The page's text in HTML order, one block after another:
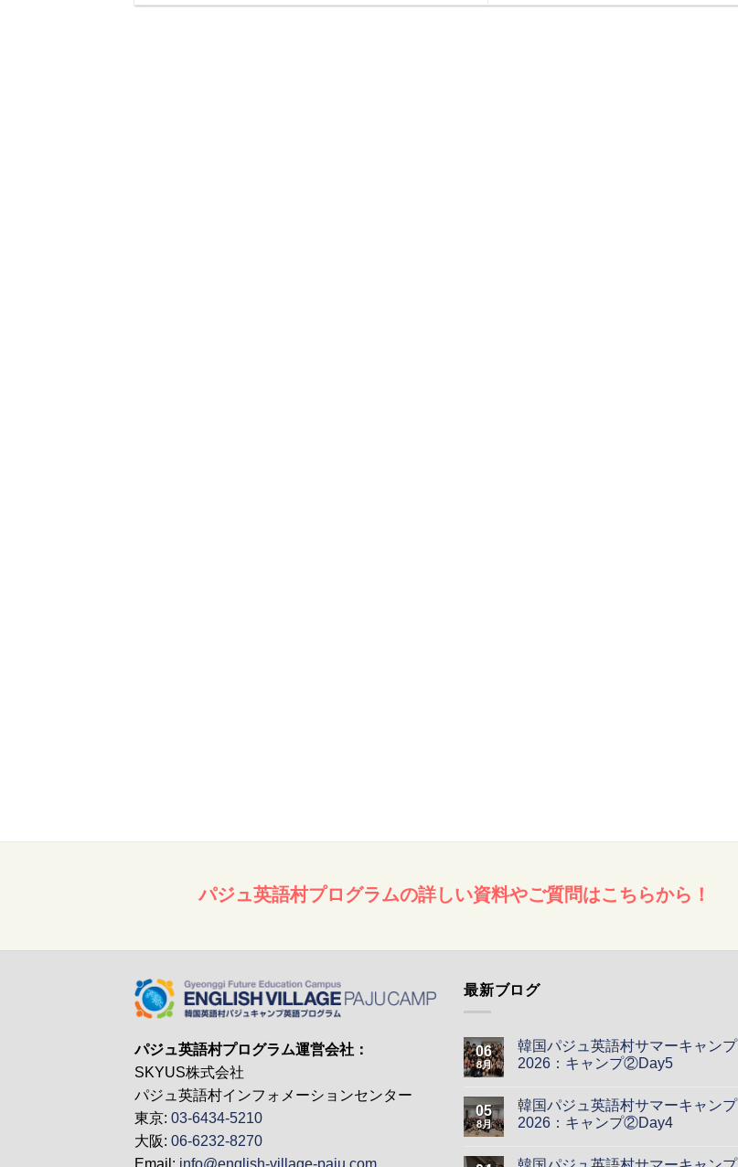
パジュ英語村プログラムの詳しい資料やご質問はこちらから！
パジュ英語村プログラム運営会社：
SKYUS株式会社
パジュ英語村インフォメーションセンター
東京: 03-6434-5210
大阪: 06-6232-8270
Email: info@english-village-paju.com
最新ブログ
06
8月
韓国パジュ英語村サマーキャンプ
2026：キャンプ②Day5
05
8月
韓国パジュ英語村サマーキャンプ
2026：キャンプ②Day4